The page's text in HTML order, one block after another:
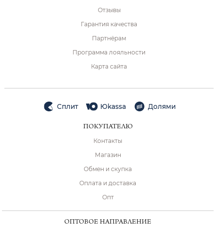
Отзывы
Гарантия качества
Партнёрам
Программа лояльности
Карта сайта
Сплит Юkassa Долями
ПОКУПАТЕЛЮ
Контакты
Магазин
Обмен и скупка
Оплата и доставка
Опт
ОПТОВОЕ НАПРАВЛЕНИЕ